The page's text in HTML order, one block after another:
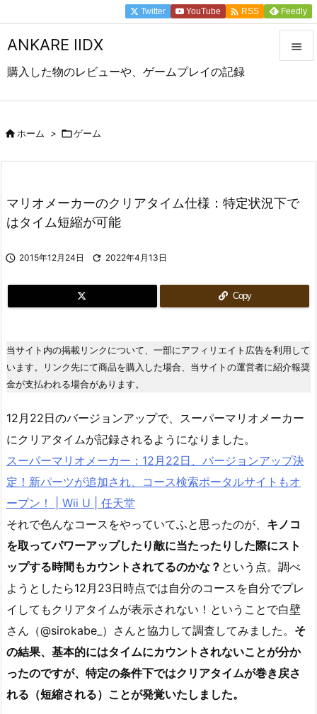
ANKARE IIDX
購入した物のレビューや、ゲームプレイの記録

検索
Twitter YouTube  RSS Feedly
ホーム > ゲーム
マリオメーカーのクリアタイム仕様：特定状況下で
はタイム短縮が可能
 2015年12月24日  2022年4月13日
Copy
当サイト内の掲載リンクについて、一部にアフィリエイト広告を利用して
います。リンク先にて商品を購入した場合、当サイトの運営者に紹介報奨
金が支払われる場合があります。
12月22日のバージョンアップで、スーパーマリオメーカー
にクリアタイムが記録されるようになりました。
スーパーマリオメーカー：12月22日、バージョンアップ決
定！新パーツが追加され、コース検索ポータルサイトもオ
ープン！ | Wii U | 任天堂
それで色んなコースをやっていてふと思ったのが、 キノコ
を取ってパワーアップしたり敵に当たったりした際にスト
ップする時間もカウントされてるのかな？ という点。調べ
ようとしたら12月23日時点では自分のコースを自分でプレ
イしてもクリアタイムが表示されない！ということで白壁
さん（@sirokabe_）さんと協力して調査してみました。 そ
の結果、基本的にはタイムにカウントされないことが分か
ったのですが、特定の条件下ではクリアタイムが巻き戻さ
れる（短縮される）ことが発覚いたしました。